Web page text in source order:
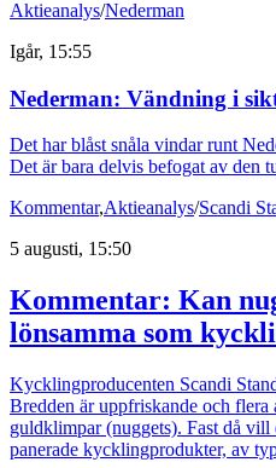
Aktieanalys/Nederman
Igår, 15:55
Nederman: Vändning i
Det har blåst snåla vindar runt
Det är bara delvis befogat av den
Kommentar,Aktieanalys/Scandi
5 augusti, 15:50
Kommentar: Kan
lönsamma som
Kycklingproducenten Scandi
Bredden är uppfriskande och
guldklimpar (nuggets). Fast då vill
panerade kycklingprodukter, av